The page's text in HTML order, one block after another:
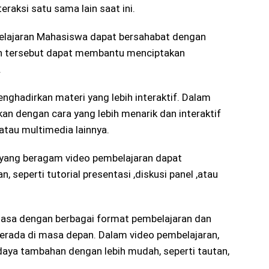
satu sama lain saat ini.
Mahasiswa dapat bersahabat dengan
tersebut dapat membantu menciptakan
materi yang lebih interaktif. Dalam
dengan cara yang lebih menarik dan interaktif
multimedia lainnya.
beragam video pembelajaran dapat
seperti tutorial presentasi ,diskusi panel ,atau
dengan berbagai format pembelajaran dan
di masa depan. Dalam video pembelajaran,
tambahan dengan lebih mudah, seperti tautan,